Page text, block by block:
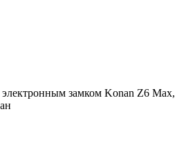
замком Konan Z6 Max,